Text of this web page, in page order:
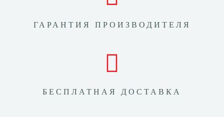
ГАРАНТИЯ ПРОИЗВОДИТЕЛЯ
БЕСПЛАТНАЯ ДОСТАВКА